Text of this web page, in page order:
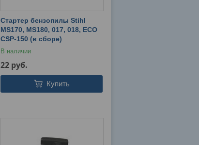
Стартер бензопилы Stihl
MS170, MS180, 017, 018, ECO
CSP-150 (в сборе)
В наличии
22 руб.
Купить